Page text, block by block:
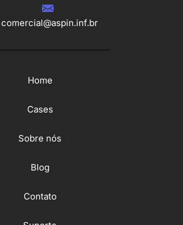
comercial@aspin.inf.br
Home
Cases
Sobre nós
Blog
Contato